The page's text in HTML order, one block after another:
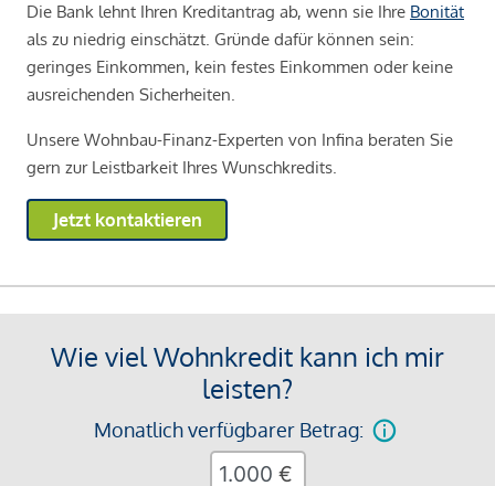
Die Bank lehnt Ihren Kreditantrag ab, wenn sie Ihre Bonität
als zu niedrig einschätzt. Gründe dafür können sein:
geringes Einkommen, kein festes Einkommen oder keine
ausreichenden Sicherheiten.
Unsere Wohnbau-Finanz-Experten von Infina beraten Sie
gern zur Leistbarkeit Ihres Wunschkredits.
Jetzt kontaktieren
Wie viel Wohnkredit kann ich mir
leisten?
Monatlich verfügbarer Betrag:
€